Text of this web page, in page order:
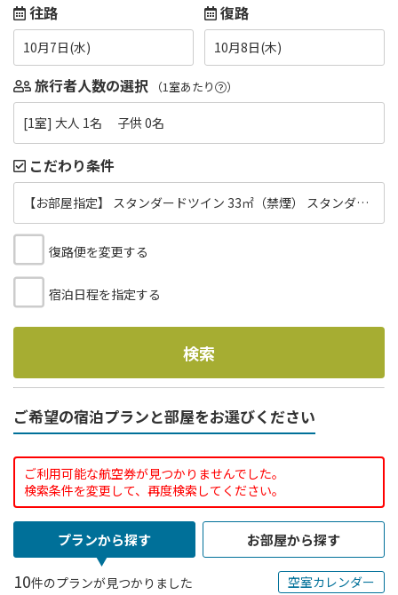
往路
10月7日(水)
復路
10月8日(木)
旅行者人数の選択 （1室あたり ）
[1室] 大人 1名 子供 0名
こだわり条件
【お部屋指定】 スタンダードツイン 33㎡（禁煙） スタンダードツイン33㎡（禁煙/3名可）
復路便を変更する
宿泊日程を指定する
検索
ご希望の宿泊プランと部屋をお選びください
ご利用可能な航空券が見つかりませんでした。
検索条件を変更して、再度検索してください。
プランから探す お部屋から探す
10件のプランが見つかりました 空室カレンダー